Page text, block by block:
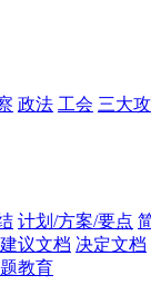
政法 工会 三大
计划/方案/要点
建议文档 决定文档
教育